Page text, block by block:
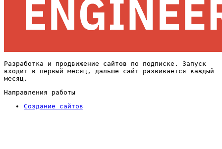
Разработка и продвижение сайтов по подписке. Запуск
входит в первый месяц, дальше сайт развивается каждый
месяц.
Направления работы
Создание сайтов